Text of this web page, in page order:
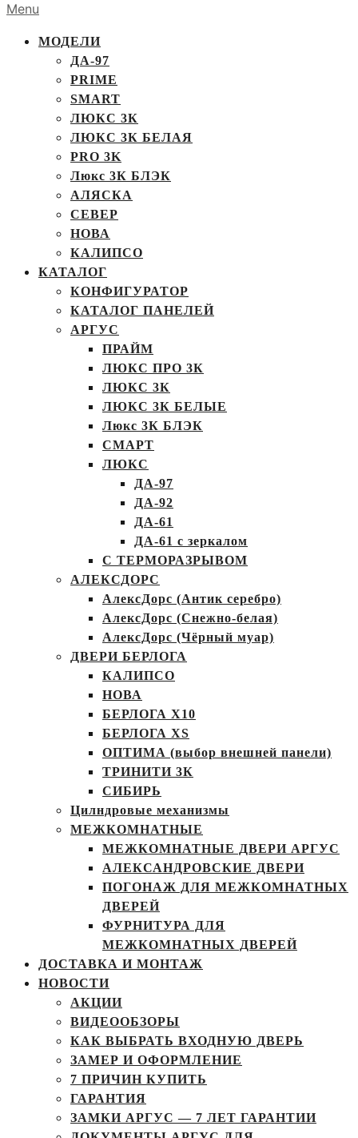
Menu
МОДЕЛИ
ДА-97
PRIME
SMART
ЛЮКС 3К
ЛЮКС 3К БЕЛАЯ
PRO 3K
Люкс 3К БЛЭК
АЛЯСКА
СЕВЕР
НОВА
КАЛИПСО
КАТАЛОГ
КОНФИГУРАТОР
КАТАЛОГ ПАНЕЛЕЙ
АРГУС
ПРАЙМ
ЛЮКС ПРО 3К
ЛЮКС 3К
ЛЮКС 3К БЕЛЫЕ
Люкс 3К БЛЭК
СМАРТ
ЛЮКС
ДА-97
ДА-92
ДА-61
ДА-61 с зеркалом
С ТЕРМОРАЗРЫВОМ
АЛЕКСДОРС
АлексДорс (Антик серебро)
АлексДорс (Снежно-белая)
АлексДорс (Чёрный муар)
ДВЕРИ БЕРЛОГА
КАЛИПСО
НОВА
БЕРЛОГА Х10
БЕРЛОГА XS
ОПТИМА (выбор внешней панели)
ТРИНИТИ 3К
СИБИРЬ
Цилндровые механизмы
МЕЖКОМНАТНЫЕ
МЕЖКОМНАТНЫЕ ДВЕРИ АРГУС
АЛЕКСАНДРОВСКИЕ ДВЕРИ
ПОГОНАЖ ДЛЯ МЕЖКОМНАТНЫХ
ДВЕРЕЙ
ФУРНИТУРА ДЛЯ
МЕЖКОМНАТНЫХ ДВЕРЕЙ
ДОСТАВКА И МОНТАЖ
НОВОСТИ
АКЦИИ
ВИДЕООБЗОРЫ
КАК ВЫБРАТЬ ВХОДНУЮ ДВЕРЬ
ЗАМЕР И ОФОРМЛЕНИЕ
7 ПРИЧИН КУПИТЬ
ГАРАНТИЯ
ЗАМКИ АРГУС — 7 ЛЕТ ГАРАНТИИ